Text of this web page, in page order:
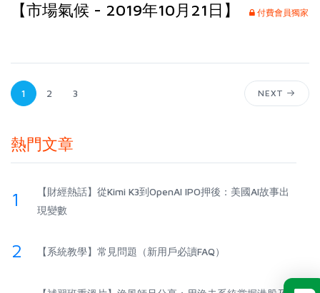
【市場氣候 - 2019年10月21日】 付費會員獨家
1 2 3 NEXT
熱門文章
1
【財經熱話】從Kimi K3到OpenAI IPO押後：美國AI故事出
現變數
2 【系統教學】常見問題（新用戶必讀FAQ）